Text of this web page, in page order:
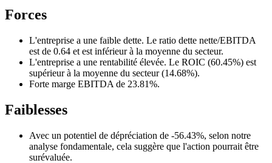
Forces
L'entreprise a une faible dette. Le ratio dette nette/EBITDA
est de 0.64 et est inférieur à la moyenne du secteur.
L'entreprise a une rentabilité élevée. Le ROIC (60.45%) est
supérieur à la moyenne du secteur (14.68%).
Forte marge EBITDA de 23.81%.
Faiblesses
Avec un potentiel de dépréciation de -56.43%, selon notre
analyse fondamentale, cela suggère que l'action pourrait être
surévaluée.